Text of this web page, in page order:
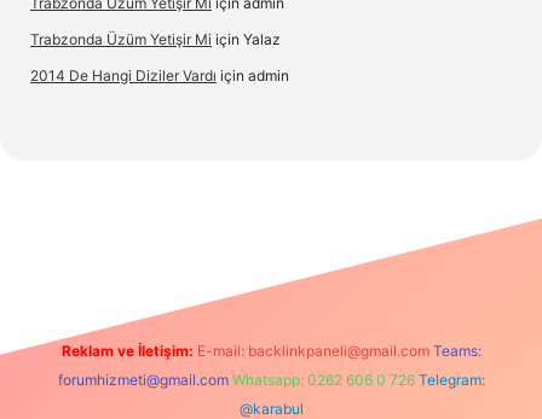
Trabzonda Üzüm Yetişir Mi için Yalaz
2014 De Hangi Diziler Vardı için admin
Reklam ve İletişim: E-mail: backlinkpaneli@gmail.com Teams:
forumhizmeti@gmail.com Whatsapp: 0262 606 0 726 Telegram:
@karabul